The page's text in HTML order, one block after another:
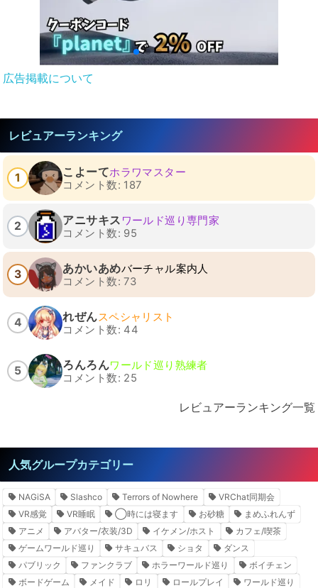
広告掲載について
レビュアーランキング
1 こよーてホラワマスター
コメント数: 187
2 アニサキス ワールド巡り専門家
コメント数: 95
3 あかいあめバーチャル案内人
コメント数: 73
4 れぜんスペシャリスト
コメント数: 44
5 ろんろんワールド巡り熟練者
コメント数: 25
レビュアーランキング一覧
人気グループカテゴリー
NAGiSA Slashco Terrors of Nowhere
VRChat同期会
VR感覚
VR睡眠 ◯時には寝ます お砂糖
まめふれんず
アニメ
アバター/衣装/3D イケメン/ホスト
カフェ/喫茶
ゲームワールド巡り
サキュバス ショタ
ダンス
パブリック
ファンクラブ ホラーワールド巡り
ボイチェン
ボードゲーム
メイド ロリ ロールプレイ
ワールド巡り